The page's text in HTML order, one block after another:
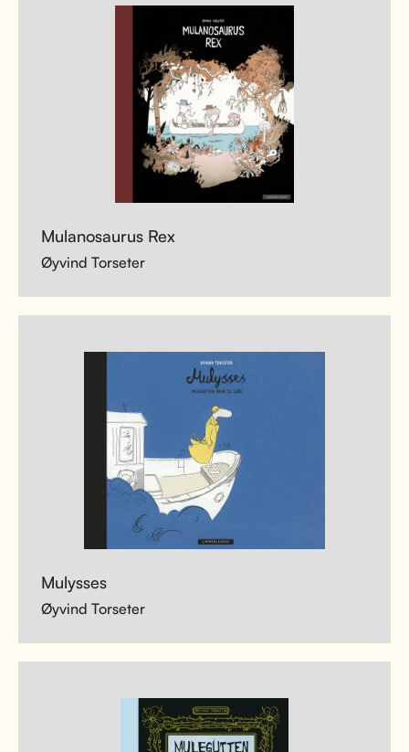
Mulanosaurus Rex
Øyvind Torseter
Mulysses
Øyvind Torseter